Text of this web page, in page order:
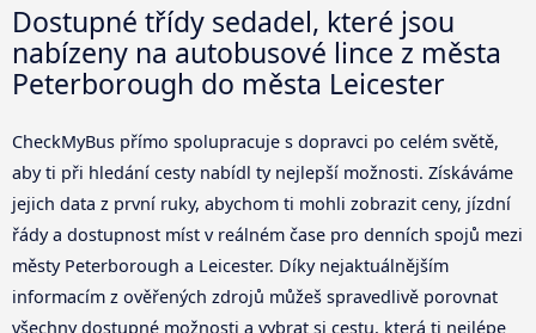
Dostupné třídy sedadel, které jsou
nabízeny na autobusové lince z města
Peterborough do města Leicester
CheckMyBus přímo spolupracuje s dopravci po celém světě,
aby ti při hledání cesty nabídl ty nejlepší možnosti. Získáváme
jejich data z první ruky, abychom ti mohli zobrazit ceny, jízdní
řády a dostupnost míst v reálném čase pro denních spojů mezi
městy Peterborough a Leicester. Díky nejaktuálnějším
informacím z ověřených zdrojů můžeš spravedlivě porovnat
všechny dostupné možnosti a vybrat si cestu, která ti nejlépe